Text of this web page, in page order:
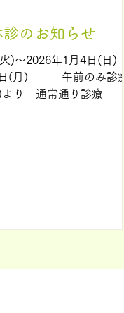
のお知らせ
)～2026年1月4日(日)
日(月) 午前のみ診療
より 通常通り診療